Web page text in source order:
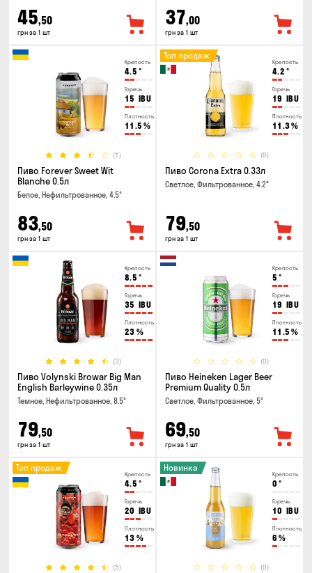
45,50
грн за 1 шт
37,00
грн за 1 шт
Крепость
4.5 °
Горечь
15 IBU
Плотность
11.5 %
(1)
Пиво Forever Sweet Wit
Blanche 0.5л
Белое, Нефильтрованное, 4.5°
83,50
грн за 1 шт
Крепость
4.2 °
Горечь
19 IBU
Плотность
11.3%
(0)
Топ продаж
Пиво Corona Extra 0.33л
Светлое, Фильтрованное, 4.2°
79,50
грн за 1 шт
Крепость
8.5 °
Горечь
35 IBU
Плотность
23 %
(3)
Пиво Volynski Browar Big Man
English Barleywine 0.35л
Темное, Нефильтрованное, 8.5°
79,50
грн за 1 шт
Крепость
5 °
Горечь
19 IBU
Плотность
11.5 %
(0)
Пиво Heineken Lager Beer
Premium Quality 0.5л
Светлое, Фильтрованное, 5°
69,50
грн за 1 шт
Крепость
4.5 °
Горечь
20 IBU
Плотность
13 %
(5)
Топ продаж
Крепость
0 °
Горечь
10 IBU
Плотность
6 %
(0)
Новинка